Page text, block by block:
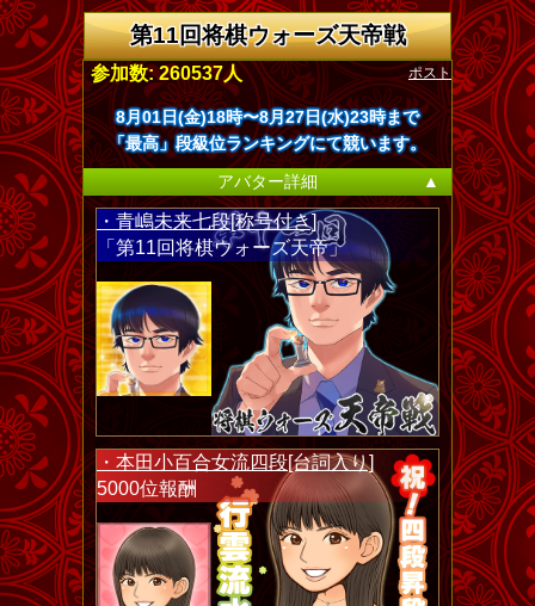
第11回将棋ウォーズ天帝戦
ポスト
参加数: 260537人
8月01日(金)18時〜8月27日(水)23時まで
「最高」段級位ランキングにて競います。
アバター詳細
▲
・青嶋未来七段[称号付き]
「第11回将棋ウォーズ天帝」
・本田小百合女流四段[台詞入り]
5000位報酬